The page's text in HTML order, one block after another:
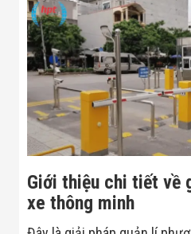
Giới thiệu chi tiết về
xe thông minh